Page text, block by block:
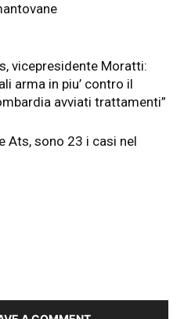
vicepresidente Moratti:
arma in piu’ contro il
avviati trattamenti”
Ats, sono 23 i casi nel